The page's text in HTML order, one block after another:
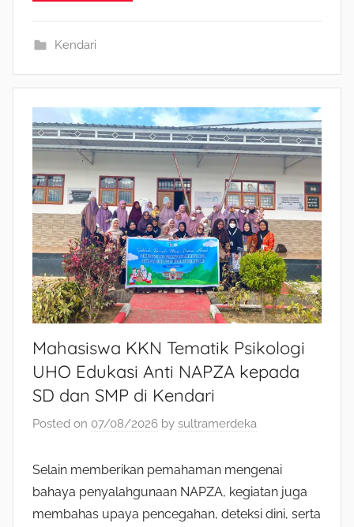
Kendari
Mahasiswa KKN Tematik Psikologi
UHO Edukasi Anti NAPZA kepada
SD dan SMP di Kendari
Posted on 07/08/2026 by sultramerdeka
Selain memberikan pemahaman mengenai
bahaya penyalahgunaan NAPZA, kegiatan juga
membahas upaya pencegahan, deteksi dini, serta